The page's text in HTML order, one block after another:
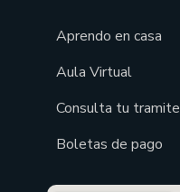
Aprendo en casa
Aula Virtual
Consulta tu tramite
Boletas de pago